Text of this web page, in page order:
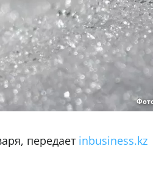
передает inbusiness.kz